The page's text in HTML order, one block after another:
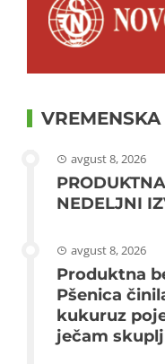
avgust 8, 2026
NEDELJNI
avgust 8, 2026
Produktna
Pšenica
kukuruz
ječam